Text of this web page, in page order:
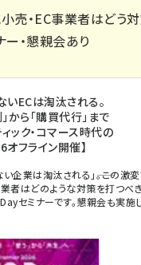
売・EC事業者はどう対
・懇親会あり
ECは淘汰される。
から「購買代行」まで
ック・コマース時代の
オフライン開催】
企業は淘汰される」――。この激
業者はどのような対策を打つべ
セミナーです。懇親会も実施し